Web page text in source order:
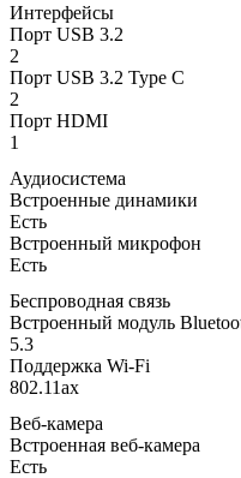
Интерфейсы
Порт USB 3.2
2
Порт USB 3.2 Type C
2
Порт HDMI
1
Аудиосистема
Встроенные динамики
Есть
Встроенный микрофон
Есть
Беспроводная связь
Встроенный модуль
5.3
Поддержка Wi-Fi
802.11ax
Веб-камера
Встроенная веб-камера
Есть